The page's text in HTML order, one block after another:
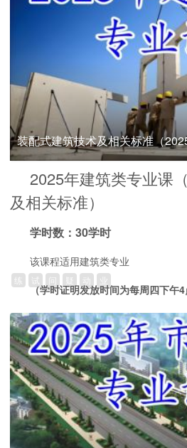
装配式建筑技术及相关标准（
2025年建筑类专业课
及相关标准）
学时数：30学时
该课程适用建筑类专业
（学时证明发放时间为每周四下午4
练 试 问 疑 动 业